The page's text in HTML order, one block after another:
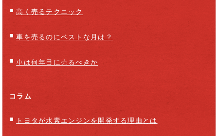
高く売るテクニック
車を売るのにベストな月は？
車は何年目に売るべきか
コラム
トヨタが水素エンジンを開発する理由とは